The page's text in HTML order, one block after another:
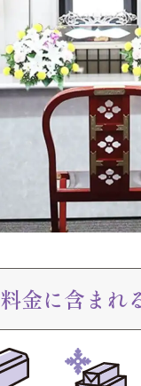
料金に含まれ